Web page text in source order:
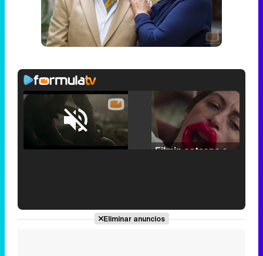
Unmute /
Loaded:
25.30%
'120 Minutos' celebra sus 2.000 programas en Telemadrid con un vídeo del día a día en la redacción
Eliminar anuncios